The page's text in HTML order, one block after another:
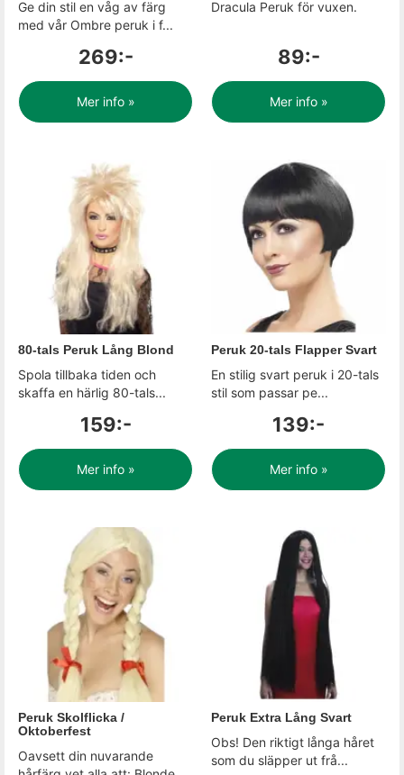
Ge din stil en våg av färg
med vår Ombre peruk i f...
269:-
Mer info »
Dracula Peruk för vuxen.
89:-
Mer info »
80-tals Peruk Lång Blond
Spola tillbaka tiden och
skaffa en härlig 80-tals...
159:-
Mer info »
Peruk 20-tals Flapper Svart
En stilig svart peruk i 20-tals
stil som passar pe...
139:-
Mer info »
Peruk Skolflicka /
Oktoberfest
Oavsett din nuvarande
Peruk Extra Lång Svart
Obs! Den riktigt långa håret
som du släpper ut frå...